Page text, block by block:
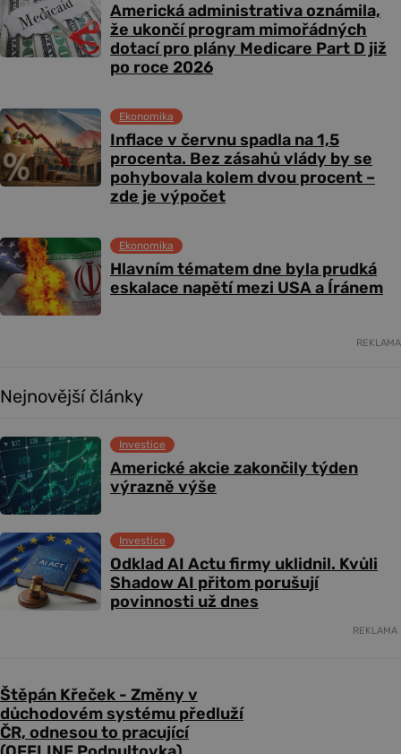
Americká administrativa oznámila,
že ukončí program mimořádných
dotací pro plány Medicare Part D již
po roce 2026
Inflace v červnu spadla na 1,5
procenta. Bez zásahů vlády by se
pohybovala kolem dvou procent –
zde je výpočet
Ekonomika
Hlavním tématem dne byla prudká
eskalace napětí mezi USA a Íránem
Ekonomika
REKLAMA
Nejnovější články
Americké akcie zakončily týden
výrazně výše
Investice
Odklad AI Actu firmy uklidnil. Kvůli
Shadow AI přitom porušují
povinnosti už dnes
Investice
REKLAMA
Štěpán Křeček - Změny v
důchodovém systému předluží
ČR, odnesou to pracující